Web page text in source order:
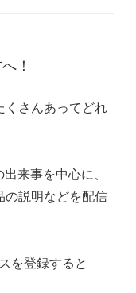
！
くさんあってどれ
来事を中心に、
の説明などを配信
を登録すると